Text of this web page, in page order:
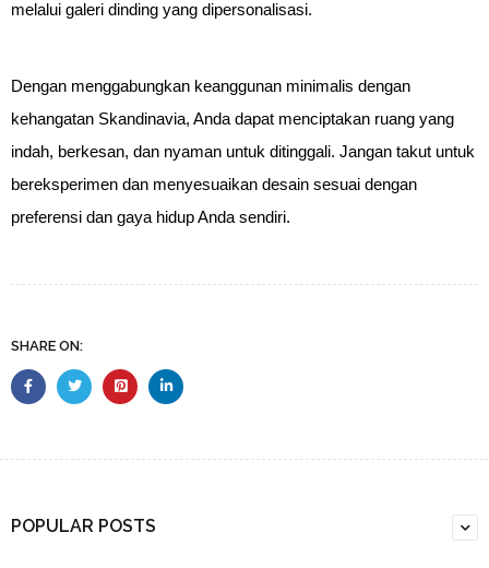
melalui galeri dinding yang dipersonalisasi.
Dengan menggabungkan keanggunan minimalis dengan
kehangatan Skandinavia, Anda dapat menciptakan ruang yang
indah, berkesan, dan nyaman untuk ditinggali. Jangan takut untuk
bereksperimen dan menyesuaikan desain sesuai dengan
preferensi dan gaya hidup Anda sendiri.
SHARE ON:
POPULAR POSTS